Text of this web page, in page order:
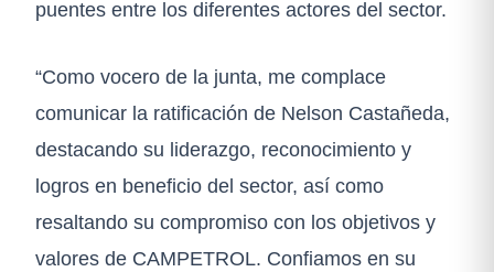
puentes entre los diferentes actores del sector.
“Como vocero de la junta, me complace
comunicar la ratificación de Nelson Castañeda,
destacando su liderazgo, reconocimiento y
logros en beneficio del sector, así como
resaltando su compromiso con los objetivos y
valores de CAMPETROL. Confiamos en su